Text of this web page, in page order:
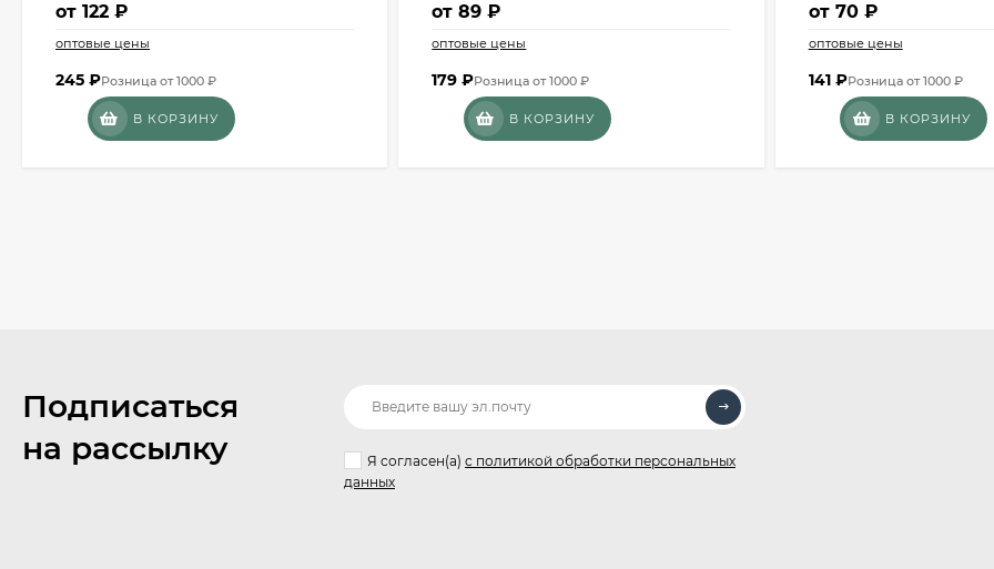
от 122 ₽
оптовые цены
245 ₽Розница от 1000 ₽
В КОРЗИНУ
от89 ₽
оптовые цены
179₽Розница от 1000 ₽
В КОРЗИНУ
от 70 ₽
оптовые цены
141 ₽Розница от 1000 ₽
В КОРЗИНУ
Подписаться
на рассылку
Я согласен(a) с политикой обработки персональных
данных